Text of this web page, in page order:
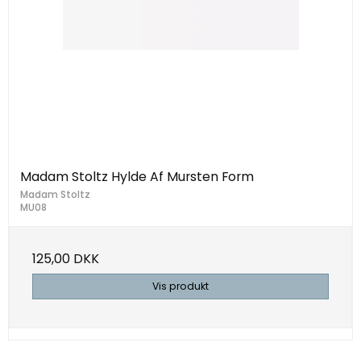
Madam Stoltz Hylde Af Mursten Form
Madam Stoltz
MU08
125,00 DKK
Vis produkt